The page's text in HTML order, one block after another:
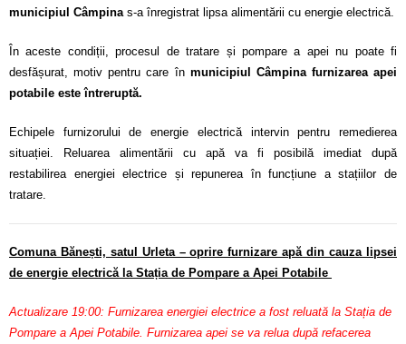
municipiul Câmpina s-a înregistrat lipsa alimentării cu energie electrică.
În aceste condiții, procesul de tratare și pompare a apei nu poate fi
desfășurat, motiv pentru care în municipiul Câmpina furnizarea apei
potabile este întreruptă.
Echipele furnizorului de energie electrică intervin pentru remedierea
situației. Reluarea alimentării cu apă va fi posibilă imediat după
restabilirea energiei electrice și repunerea în funcțiune a stațiilor de
tratare.
Comuna Bănești, satul Urleta – oprire furnizare apă din cauza lipsei
de energie electrică la Stația de Pompare a Apei Potabile
Actualizare 19:00: Furnizarea energiei electrice a fost reluată la Stația de
Pompare a Apei Potabile. Furnizarea apei se va relua după refacerea